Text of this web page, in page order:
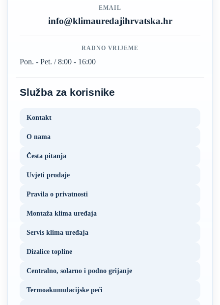
EMAIL
info@klimauredajihrvatska.hr
RADNO VRIJEME
Pon. - Pet. / 8:00 - 16:00
Služba za korisnike
Kontakt
O nama
Česta pitanja
Uvjeti prodaje
Pravila o privatnosti
Montaža klima uređaja
Servis klima uređaja
Dizalice topline
Centralno, solarno i podno grijanje
Termoakumulacijske peći